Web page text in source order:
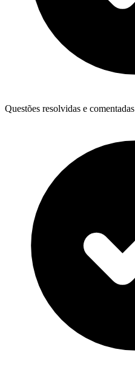
Questões resolvidas e comentadas